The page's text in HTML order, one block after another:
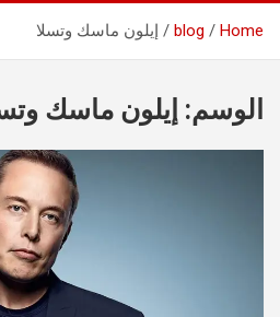
Home
blog إيلون ماسك وتسلا
الوسم: إيلون ماسك